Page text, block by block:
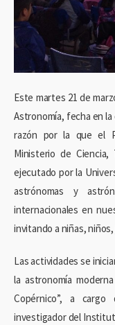
Este martes 21 de
Astronomía, fecha en
razón por la que el
Ministerio de Ciencia,
ejecutado por la
astrónomas y
internacionales en
invitando a niñas,
Las actividades se
la astronomía
Copérnico”, a
investigador del